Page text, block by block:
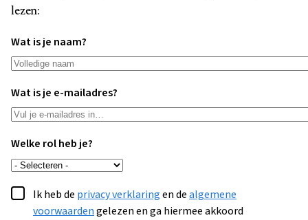
lezen:
Wat is je naam?
Wat is je e-mailadres?
Welke rol heb je?
Ik heb de privacy verklaringen dealgemene
voorwaardengelezen en ga hiermee akkoord